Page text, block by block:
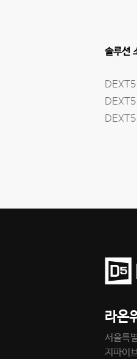
솔루션
DEXT5
라온
서울특
지파이